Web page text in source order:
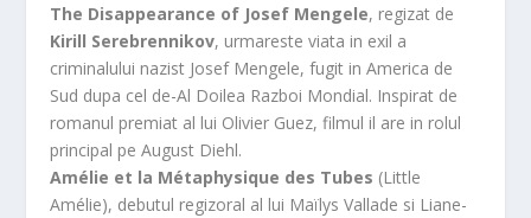
The Disappearance of Josef Mengele, regizat de
Kirill Serebrennikov, urmareste viata in exil a
criminalului nazist Josef Mengele, fugit in America de
Sud dupa cel de-Al Doilea Razboi Mondial. Inspirat de
romanul premiat al lui Olivier Guez, filmul il are in rolul
principal pe August Diehl.
Amélie et la Métaphysique des Tubes (Little
Amélie), debutul regizoral al lui Maïlys Vallade si Liane-